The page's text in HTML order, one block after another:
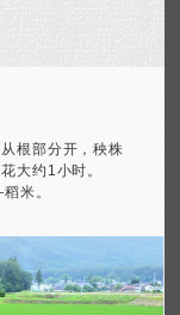
根部分开，秧株
大约1小时。
米。